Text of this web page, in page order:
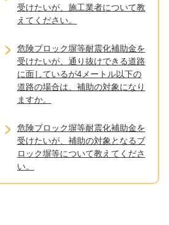
受けたいが、施工業者について教
えてください。
危険ブロック塀等耐震化補助金を
受けたいが、通り抜けできる道路
に面しているが4メートル以下の
道路の場合は、補助の対象になり
ますか。
危険ブロック塀等耐震化補助金を
受けたいが、補助の対象となるブ
ロック塀等について教えてくださ
い。